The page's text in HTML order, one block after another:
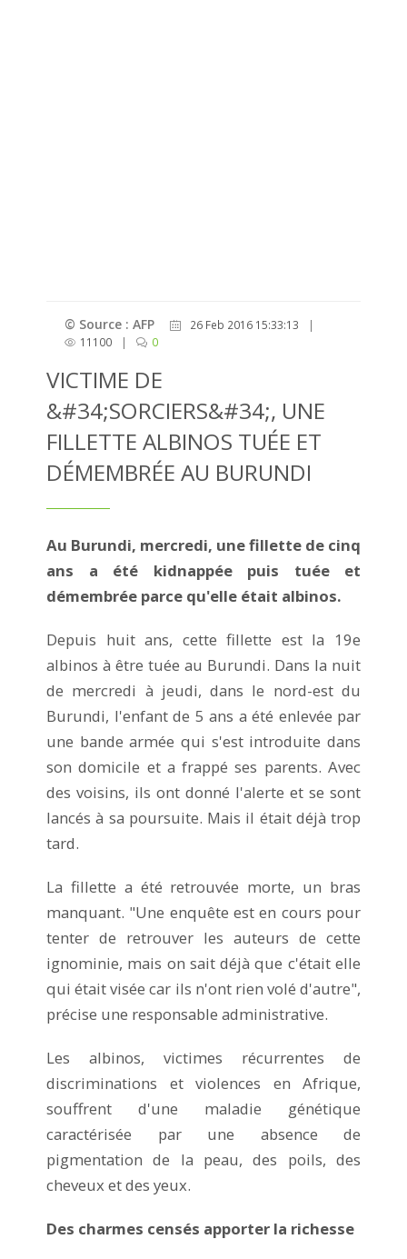
© Source : AFP 26 Feb 2016 15:33:13
|
11100
| 0
VICTIME DE
&#34;SORCIERS&#34;, UNE
FILLETTE ALBINOS TUÉE ET
DÉMEMBRÉE AU BURUNDI
Au Burundi, mercredi, une fillette de cinq
ans a été kidnappée puis tuée et
démembrée parce qu'elle était albinos.
Depuis huit ans, cette fillette est la 19e
albinos à être tuée au Burundi. Dans la nuit
de mercredi à jeudi, dans le nord-est du
Burundi, l'enfant de 5 ans a été enlevée par
une bande armée qui s'est introduite dans
son domicile et a frappé ses parents. Avec
des voisins, ils ont donné l'alerte et se sont
lancés à sa poursuite. Mais il était déjà trop
tard.
La fillette a été retrouvée morte, un bras
manquant. "Une enquête est en cours pour
tenter de retrouver les auteurs de cette
ignominie, mais on sait déjà que c'était elle
qui était visée car ils n'ont rien volé d'autre",
précise une responsable administrative.
Les albinos, victimes récurrentes de
discriminations et violences en Afrique,
souffrent d'une maladie génétique
caractérisée par une absence de
pigmentation de la peau, des poils, des
cheveux et des yeux.
Des charmes censés apporter la richesse